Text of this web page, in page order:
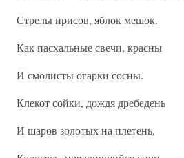
Стрелы ирисов, яблок мешок.
Как пасхальные свечи, красны
И смолисты огарки сосны.
Клекот сойки, дождя дребедень
И шаров золотых на плетень,